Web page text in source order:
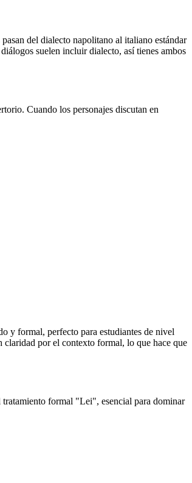
del dialecto napolitano al italiano estándar
suelen incluir dialecto, así tienes ambos
Cuando los personajes discutan en
y formal, perfecto para estudiantes de nivel
por el contexto formal, lo que hace que
tratamiento formal "Lei", esencial para dominar